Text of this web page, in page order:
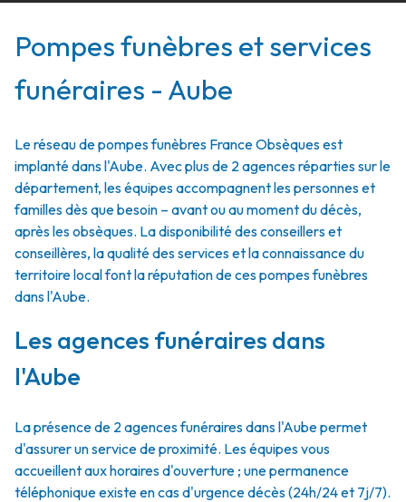
Pompes funèbres et services
funéraires - Aube
Le réseau de pompes funèbres France Obsèques est
implanté dans l'Aube. Avec plus de 2 agences réparties sur le
département, les équipes accompagnent les personnes et
familles dès que besoin – avant ou au moment du décès,
après les obsèques. La disponibilité des conseillers et
conseillères, la qualité des services et la connaissance du
territoire local font la réputation de ces pompes funèbres
dans l'Aube.
Les agences funéraires dans
l'Aube
La présence de 2 agences funéraires dans l'Aube permet
d'assurer un service de proximité. Les équipes vous
accueillent aux horaires d'ouverture ; une permanence
téléphonique existe en cas d'urgence décès (24h/24 et 7j/7).